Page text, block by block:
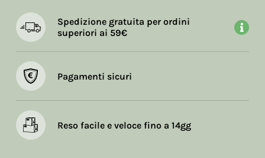
Spedizione gratuita per ordini
superiori ai 59€
Pagamenti sicuri
Reso facile e veloce fino a 14gg